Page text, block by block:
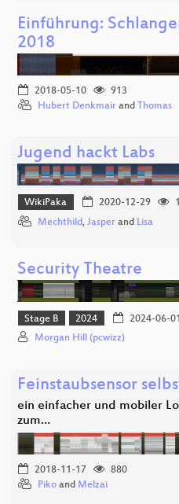
Einführung:
2018
2018-05-10
913
Hubert Denkmair and Thomas
Jugend hackt Labs
WikiPaka 2020-12-29
Mechthild, Jasper and Lisa
Security Theatre
Stage B 2024 2024-06-01
Morgan Hill (pcwizz)
Feinstaubsensor
ein einfacher und mobiler
zum…
2018-11-17
880
Piko and Melzai